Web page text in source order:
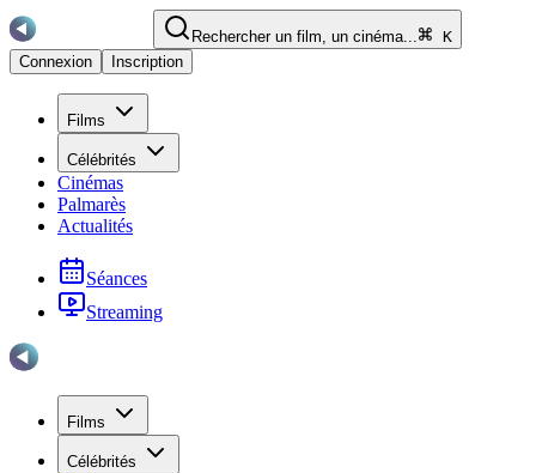
Rechercher un film, un cinéma...
K
Connexion
Inscription
Films
Célébrités
Cinémas
Palmarès
Actualités
Séances
Streaming
Films
Célébrités